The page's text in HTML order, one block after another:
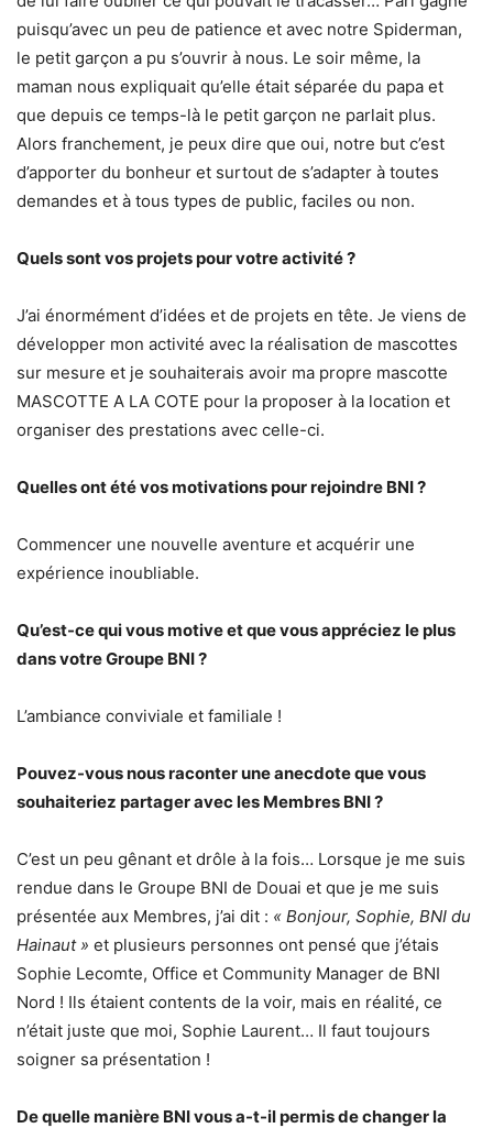
puisqu’avec un peu de patience et avec notre Spiderman,
le petit garçon a pu s’ouvrir à nous. Le soir même, la
maman nous expliquait qu’elle était séparée du papa et
que depuis ce temps-là le petit garçon ne parlait plus.
Alors franchement, je peux dire que oui, notre but c’est
d’apporter du bonheur et surtout de s’adapter à toutes
demandes et à tous types de public, faciles ou non.
Quels sont vos projets pour votre activité ?
J’ai énormément d’idées et de projets en tête. Je viens de
développer mon activité avec la réalisation de mascottes
sur mesure et je souhaiterais avoir ma propre mascotte
MASCOTTE A LA COTE pour la proposer à la location et
organiser des prestations avec celle-ci.
Quelles ont été vos motivations pour rejoindre BNI ?
Commencer une nouvelle aventure et acquérir une
expérience inoubliable.
Qu’est-ce qui vous motive et que vous appréciez le plus
dans votre Groupe BNI ?
L’ambiance conviviale et familiale !
Pouvez-vous nous raconter une anecdote que vous
souhaiteriez partager avec les Membres BNI ?
C’est un peu gênant et drôle à la fois… Lorsque je me suis
rendue dans le Groupe BNI de Douai et que je me suis
présentée aux Membres, j’ai dit : « Bonjour, Sophie, BNI du
Hainaut » et plusieurs personnes ont pensé que j’étais
Sophie Lecomte, Office et Community Manager de BNI
Nord ! Ils étaient contents de la voir, mais en réalité, ce
n’était juste que moi, Sophie Laurent… Il faut toujours
soigner sa présentation !
De quelle manière BNI vous a-t-il permis de changer la